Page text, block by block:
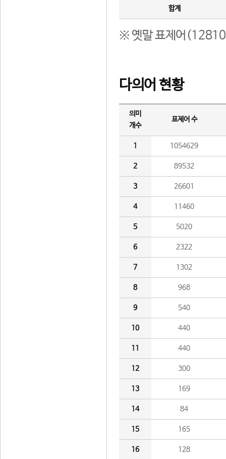
합계
※ 옛말 표제어(12810
다의어 현황
의미
개수
표제어 수
1 1054629
2 89532
3 26601
4 11460
5 5020
6 2322
7 1302
8 968
9 540
10 440
11 440
12 300
13 169
14 84
15 165
16 128